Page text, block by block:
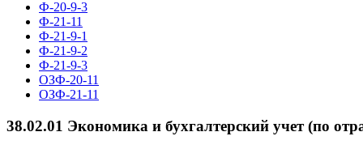
Ф-20-9-3
Ф-21-11
Ф-21-9-1
Ф-21-9-2
Ф-21-9-3
ОЗФ-20-11
ОЗФ-21-11
38.02.01 Экономика и бухгалтерский учет (по